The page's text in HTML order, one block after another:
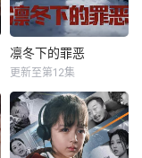
凛冬下的罪恶
更新至第12集